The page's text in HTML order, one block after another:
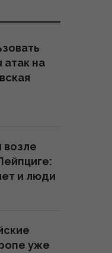
на
возле
и люди
уже